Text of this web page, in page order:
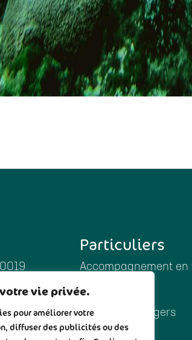
vie privée.
pour améliorer votre
diffuser des publicités ou des
Particuliers
Accompagnement
Enfants
Produits ménagers
Cosmétiques